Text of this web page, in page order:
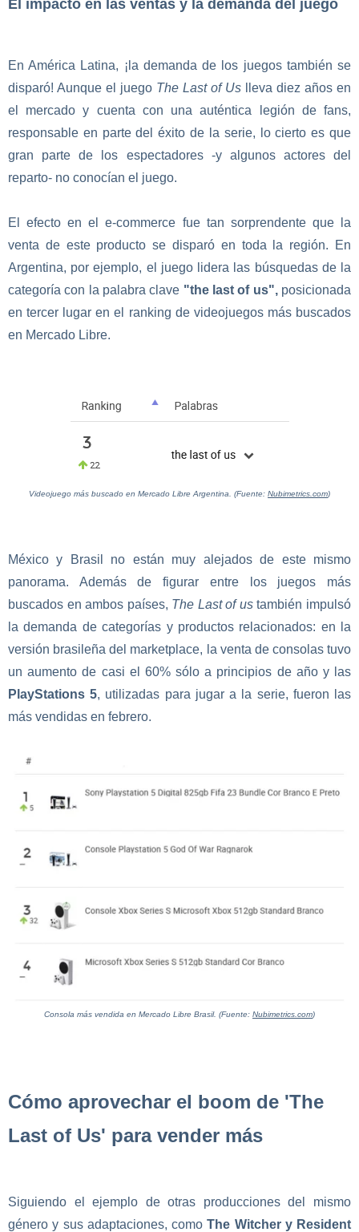
El impacto en las ventas y la demanda del juego
En América Latina, ¡la demanda de los juegos también se
disparó! Aunque el juego The Last of Us lleva diez años en
el mercado y cuenta con una auténtica legión de fans,
responsable en parte del éxito de la serie, lo cierto es que
gran parte de los espectadores -y algunos actores del
reparto- no conocían el juego.
El efecto en el e-commerce fue tan sorprendente que la
venta de este producto se disparó en toda la región. En
Argentina, por ejemplo, el juego lidera las búsquedas de la
categoría con la palabra clave "the last of us",posicionada
en tercer lugar en el ranking de videojuegos más buscados
en Mercado Libre.
Videojuego más buscado en Mercado Libre Argentina. (Fuente: Nubimetrics.com)
México y Brasil no están muy alejados de este mismo
panorama. Además de figurar entre los juegos más
buscados en ambos países, The Last of ustambién impulsó
la demanda de categorías y productos relacionados: en la
versión brasileña del marketplace, la venta de consolas tuvo
un aumento de casi el 60% sólo a principios de año y las
PlayStations 5, utilizadas para jugar a la serie, fueron las
más vendidas en febrero.
Consola más vendida en Mercado Libre Brasil. (Fuente: Nubimetrics.com)
Cómo aprovechar el boom de 'The
Last of Us' para vender más
Siguiendo el ejemplo de otras producciones del mismo
género y sus adaptaciones, comoThe Witcher y Resident